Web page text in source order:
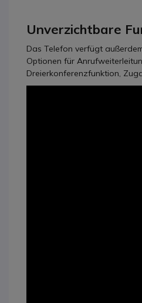
Unverzichtbare
Das Telefon verfügt
Optionen für
Dreierkonferenzfunktion,